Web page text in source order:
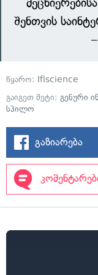
შენთვის
–
წყარო: Iflscience
გაიგეთ მეტი: გენური
სპილო
გაზიარება